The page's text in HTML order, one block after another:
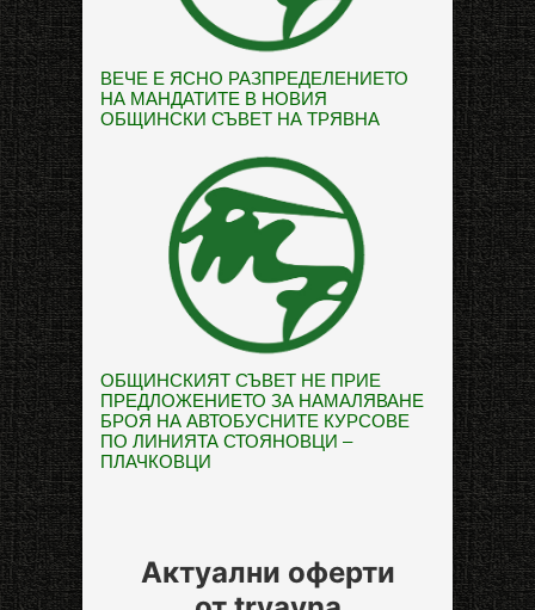
ВЕЧЕ Е ЯСНО РАЗПРЕДЕЛЕНИЕТО
НА МАНДАТИТЕ В НОВИЯ
ОБЩИНСКИ СЪВЕТ НА ТРЯВНА
ОБЩИНСКИЯТ СЪВЕТ НЕ ПРИЕ
ПРЕДЛОЖЕНИЕТО ЗА НАМАЛЯВАНЕ
БРОЯ НА АВТОБУСНИТЕ КУРСОВЕ
ПО ЛИНИЯТА СТОЯНОВЦИ –
ПЛАЧКОВЦИ
Актуални оферти